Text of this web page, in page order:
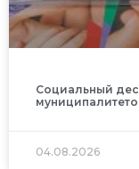
Социальный
04.08.2026